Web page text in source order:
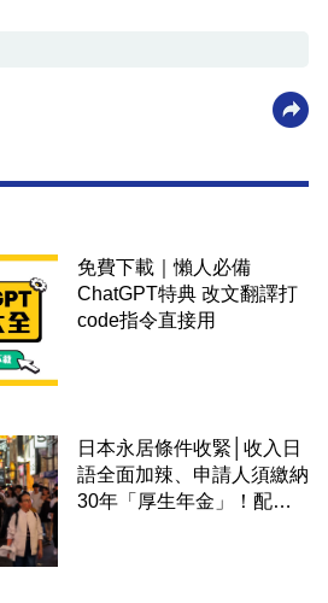
免費下載｜懶人必備
ChatGPT特典 改文翻譯打
code指令直接用
日本永居條件收緊│收入日
語全面加辣、申請人須繳納
30年「厚生年金」！配偶